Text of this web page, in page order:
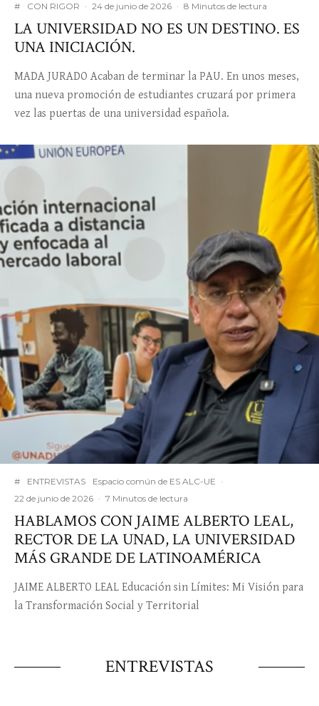
# CON RIGOR · 24 de junio de 2026 · 8 Minutos de lectura
LA UNIVERSIDAD NO ES UN DESTINO. ES
UNA INICIACIÓN.
MADA JURADO Acaban de terminar la PAU. En unos meses,
una nueva promoción de estudiantes cruzará por primera
vez las puertas de una universidad española.
# ENTREVISTAS Espacio común de ES ALC-UE ·
22 de junio de 2026 · 7 Minutos de lectura
HABLAMOS CON JAIME ALBERTO LEAL,
RECTOR DE LA UNAD, LA UNIVERSIDAD
MÁS GRANDE DE LATINOAMÉRICA
JAIME ALBERTO LEAL Educación sin Límites: Mi Visión para
la Transformación Social y Territorial
ENTREVISTAS